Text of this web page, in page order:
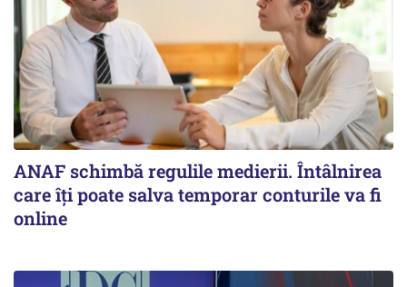
ANAF schimbă regulile medierii. Întâlnirea
care îți poate salva temporar conturile va fi
online